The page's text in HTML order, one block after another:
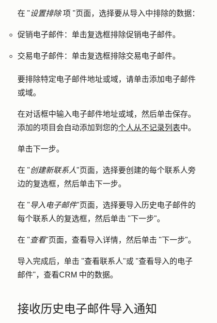
在 "设置排除项 "页面，选择要从导入中排除的数据：
促销电子邮件： 单击复选框排除促销电子邮件。
交易电子邮件： 单击复选框排除交易电子邮件。
要排除特定电子邮件地址或域，请单击添加电子邮件
或域。
在对话框中输入电子邮件地址或域，然后单击保存。
添加的项目会自动添加到您的个人从不记录列表中。
单击下一步。
在 "创建新联系人"页面，选择要创建的每个联系人旁
边的复选框，然后单击下一步。
在 "导入电子邮件"页面，选择要导入历史电子邮件的
每个联系人的复选框，然后单击 "下一步"。
在 "查看"页面，查看导入详情，然后单击 "下一步"。
导入完成后，单击 "查看联系人"或 "查看导入的电子
邮件"，查看CRM 中的数据。
接收历史电子邮件导入通知